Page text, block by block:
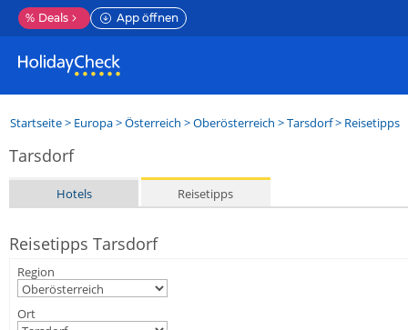
% Deals App öffnen
Startseite> Europa>Österreich >Oberösterreich >Tarsdorf> Reisetipps
Tarsdorf
Hotels Reisetipps
Reisetipps Tarsdorf
Region
Ort